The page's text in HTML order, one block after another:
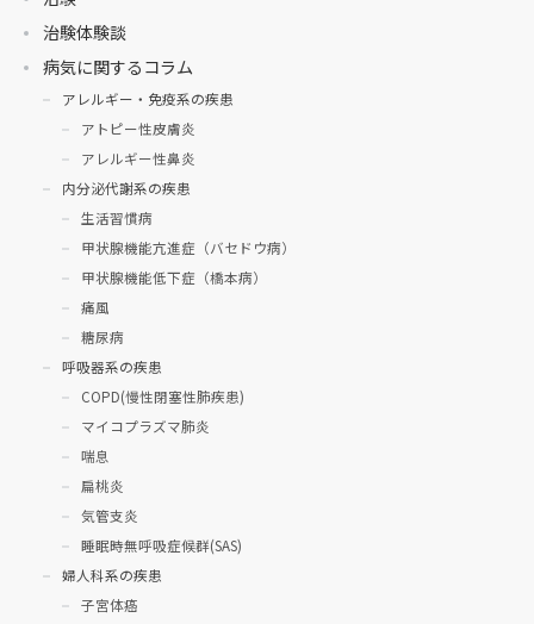
治験体験談
病気に関するコラム
アレルギー・免疫系の疾患
アトピー性皮膚炎
アレルギー性鼻炎
内分泌代謝系の疾患
生活習慣病
甲状腺機能亢進症（バセドウ病）
甲状腺機能低下症（橋本病）
痛風
糖尿病
呼吸器系の疾患
COPD(慢性閉塞性肺疾患)
マイコプラズマ肺炎
喘息
扁桃炎
気管支炎
睡眠時無呼吸症候群(SAS)
婦人科系の疾患
子宮体癌